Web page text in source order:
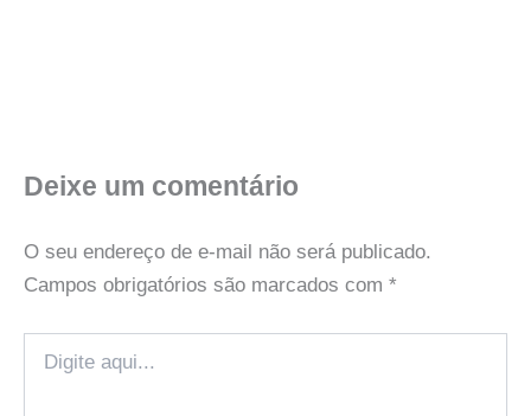
Deixe um comentário
O seu endereço de e-mail não será publicado.
Campos obrigatórios são marcados com *
aqui...